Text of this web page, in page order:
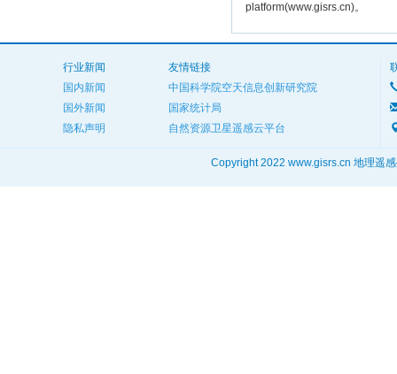
platform(www.gisrs.cn)。
行业新闻
国内新闻
国外新闻
隐私声明
友情链接
中国科学院空天信息创新研究院
国家统计局
自然资源卫星遥感云平台
Copyright 2022 www.gisrs.cn 地理遥